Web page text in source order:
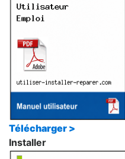
Télécharger >
Installer